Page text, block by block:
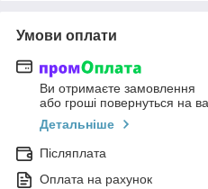
Умови оплати
Ви отримаєте замовлення
або гроші повернуться на
Детальніше
Післяплата
Оплата на рахунок